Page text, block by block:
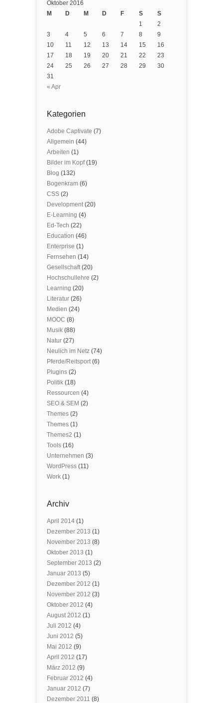
Oktober 2016
M
D M D F S S
« Apr
1
2
3
4 5 6 7 8
9
10
11 12 13 14 15
16
17
18 19 20 21 22
23
24
25 26 27 28 29
30
31
Kategorien
Adobe Captivate (7)
Allgemein (44)
Arbeiten (1)
Bilder im Kopf(19)
Blog (132)
Bogenkram (6)
CSS (2)
Development(20)
E-Learning (4)
Ed-Tech (22)
Education (46)
Enterprise (1)
Fernsehen (14)
Gesellschaft(20)
Hochschullehre (2)
Learning (20)
Literatur (26)
Medien (24)
MOOC (8)
Musik (88)
Natur (27)
Neulich im Netz (74)
Pferde/Reitsport(6)
Plugins (2)
Politik (18)
Ressourcen (4)
SEO & SEM (2)
Themes (2)
Themes (1)
Themes2 (1)
Tools (16)
Unternehmen (3)
WordPress (11)
Work (1)
Archiv
April 2014 (1)
Dezember 2013 (1)
November 2013 (8)
Oktober 2013 (1)
September 2013 (2)
Januar 2013 (5)
Dezember 2012 (1)
November 2012 (3)
Oktober 2012 (4)
August 2012 (1)
Juli 2012 (4)
Juni 2012 (5)
Mai 2012 (9)
April 2012 (17)
März 2012 (9)
Februar 2012 (4)
Januar 2012 (7)
Dezember 2011 (8)